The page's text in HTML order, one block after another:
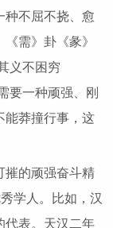
种不屈不挠、愈
需》卦《彖》
义不困穷
要一种顽强、刚
能莽撞行事，这
摧的顽强奋斗精
学人。比如，汉
代表。天汉二年